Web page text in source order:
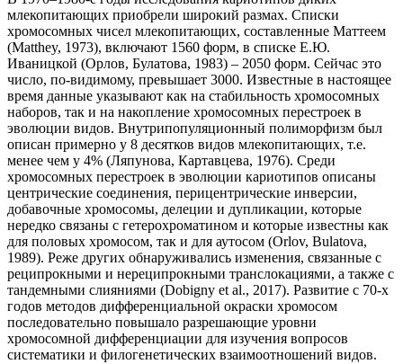
млекопитающих приобрели широкий размах. Списки
хромосомных чисел млекопитающих, составленные Маттеем
(Matthey, 1973), включают 1560 форм, в списке Е.Ю.
Иваницкой (Орлов, Булатова, 1983) – 2050 форм. Сейчас это
число, по-видимому, превышает 3000. Известные в настоящее
время данные указывают как на стабильность хромосомных
наборов, так и на накопление хромосомных перестроек в
эволюции видов. Внутрипопуляционный полиморфизм был
описан примерно у 8 десятков видов млекопитающих, т.е.
менее чем у 4% (Ляпунова, Картавцева, 1976). Среди
хромосомных перестроек в эволюции кариотипов описаны
центрические соединения, перицентрические инверсии,
добавочные хромосомы, делеции и дупликации, которые
нередко связаны с гетерохроматином и которые известны как
для половых хромосом, так и для аутосом (Orlov, Bulatova,
1989). Реже других обнаруживались изменения, связанные с
реципрокными и нереципрокными транслокациями, а также с
тандемными слияниями (Dobigny et al., 2017). Развитие с 70-х
годов методов дифференциальной окраски хромосом
последовательно повышало разрешающие уровни
хромосомной дифференциации для изучения вопросов
систематики и филогенетических взаимоотношений видов.